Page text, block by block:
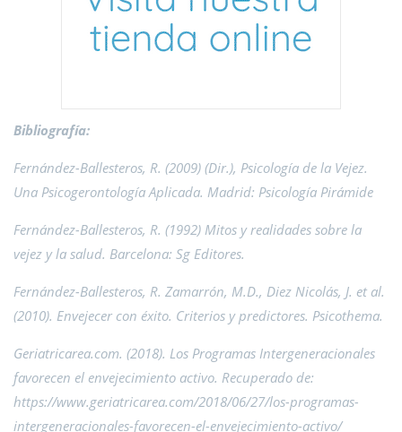
Bibliografía:
Fernández-Ballesteros, R. (2009) (Dir.), Psicología de la Vejez.
Una Psicogerontología Aplicada. Madrid: Psicología Pirámide
Fernández-Ballesteros, R. (1992) Mitos y realidades sobre la
vejez y la salud. Barcelona: Sg Editores.
Fernández-Ballesteros, R. Zamarrón, M.D., Diez Nicolás, J. et al.
(2010). Envejecer con éxito. Criterios y predictores. Psicothema.
Geriatricarea.com. (2018). Los Programas Intergeneracionales
favorecen el envejecimiento activo. Recuperado de:
https://www.geriatricarea.com/2018/06/27/los-programas-
intergeneracionales-favorecen-el-envejecimiento-activo/